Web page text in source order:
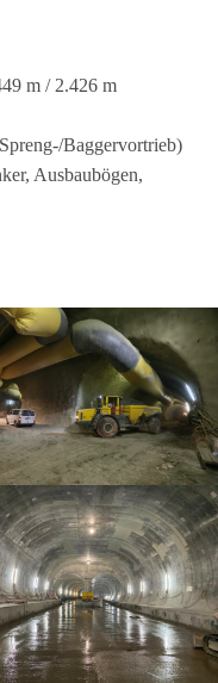
m / 2.426 m
Bag­ger­vor­trieb)
Aus­bau­bö­gen,